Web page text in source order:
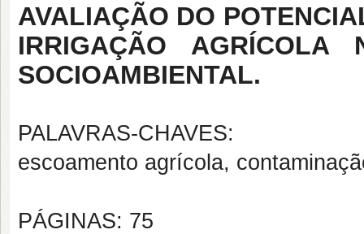
AVALIAÇÃO DO
IRRIGAÇÃO AGRÍCOLA
SOCIOAMBIENTAL.
PALAVRAS-CHAVES:
escoamento agrícola,
PÁGINAS: 75